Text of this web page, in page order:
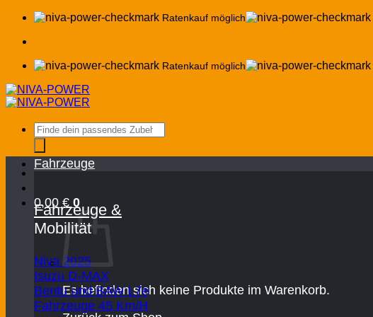
Zum
springen
Ratenkauf möglich
Ratenkauf möglich
Products
search
0,00 € 0
Es befinden sich keine Produkte im Warenkorb.
Fahrzeuge
Fahrzeuge &
Mobilität
Niva 2025
Isuzu D-MAX
Bentu und BAW L7e
Fahrzeuge 45 Km/H